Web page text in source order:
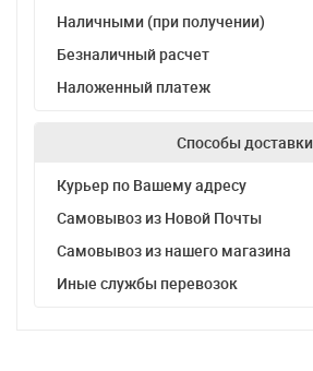
Наличными (при получении)
Безналичный расчет
Наложенный платеж
Способы доставки
Курьер по Вашему адресу
Самовывоз из Новой Почты
Самовывоз из нашего магазина
Иные службы перевозок